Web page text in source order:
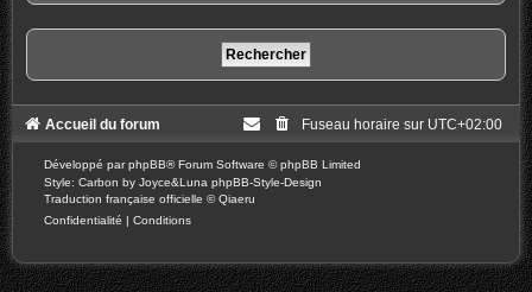
Accueil du forum Fuseau horaire sur UTC+02:00
Développé parphpBB® Forum Software © phpBB Limited
Style: Carbon by Joyce&Luna phpBB-Style-Design
Traduction française officielle ©Qiaeru
Confidentialité | Conditions